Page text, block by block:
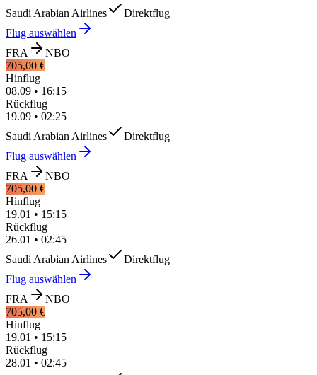
Saudi Arabian Airlines
Direktflug
Flug auswählen
FRA
NBO
705,00 €
Hinflug
08.09 • 16:15
Rückflug
19.09 • 02:25
Saudi Arabian Airlines
Direktflug
Flug auswählen
FRA
NBO
705,00 €
Hinflug
19.01 • 15:15
Rückflug
26.01 • 02:45
Saudi Arabian Airlines
Direktflug
Flug auswählen
FRA
NBO
705,00 €
Hinflug
19.01 • 15:15
Rückflug
28.01 • 02:45